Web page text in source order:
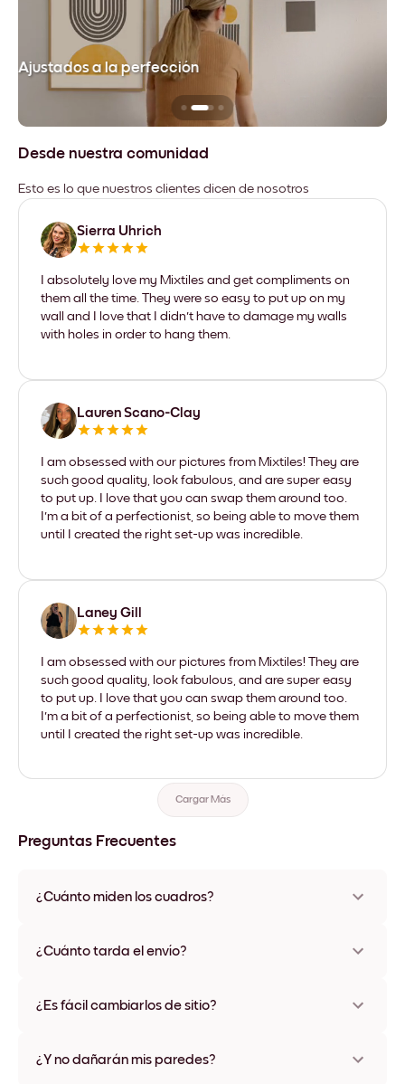
Ajustados a la perfección
Desde nuestra comunidad
Esto es lo que nuestros clientes dicen de nosotros
Sierra Uhrich
I absolutely love my Mixtiles and get compliments on
them all the time. They were so easy to put up on my
wall and I love that I didn't have to damage my walls
with holes in order to hang them.
Lauren Scano-Clay
I am obsessed with our pictures from Mixtiles! They are
such good quality, look fabulous, and are super easy
to put up. I love that you can swap them around too.
I'm a bit of a perfectionist, so being able to move them
until I created the right set-up was incredible.
Laney Gill
I am obsessed with our pictures from Mixtiles! They are
such good quality, look fabulous, and are super easy
to put up. I love that you can swap them around too.
I'm a bit of a perfectionist, so being able to move them
until I created the right set-up was incredible.
Cargar Más
Preguntas Frecuentes
¿Cuánto miden los cuadros?
varios materiales y colores de marco, incluidas opciones sin
¿Cuánto tarda el envío?
disponibles en algunos países. Te enviaremos un número de
¿Es fácil cambiarlos de sitio?
ningún daño
¿Y no dañarán mis paredes?